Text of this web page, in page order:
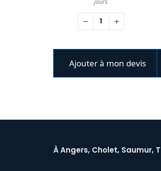
jours
Ajouter à mon devis
À Angers, Cholet, Saumur,